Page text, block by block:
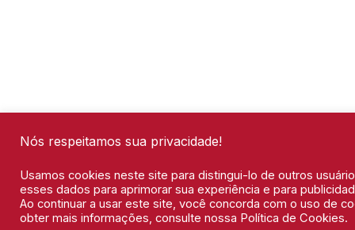
Nós respeitamos sua privacidade!
Usamos cookies neste site para distingui-lo de outros
esses dados para aprimorar sua experiência e para
Ao continuar a usar este site, você concorda com o uso de
obter mais informações, consulte nossa Política de Cookies.